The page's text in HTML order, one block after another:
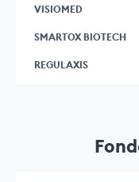
VISIOMED
SMARTOX BIOTECH
REGULAXIS